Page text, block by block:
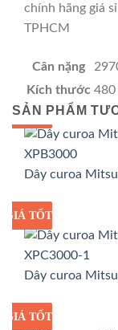
chính hãng giá
TPHCM
Cân nặng
Kích thước 480
SẢN PHẨM
GIÁ SỈ
GIÁ TỐT
Dây curoa
GIÁ SỈ
GIÁ TỐT
Dây curoa
GIÁ SỈ
GIÁ TỐT